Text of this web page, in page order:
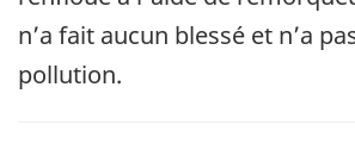
n’a fait aucun blessé et n’a
pollution.